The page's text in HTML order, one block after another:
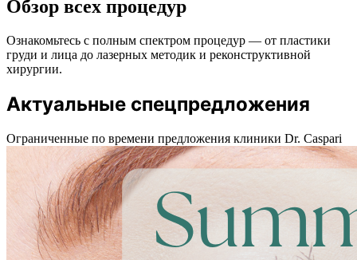
Обзор всех процедур
Ознакомьтесь с полным спектром процедур — от пластики
груди и лица до лазерных методик и реконструктивной
хирургии.
Актуальные спецпредложения
Ограниченные по времени предложения клиники Dr. Caspari